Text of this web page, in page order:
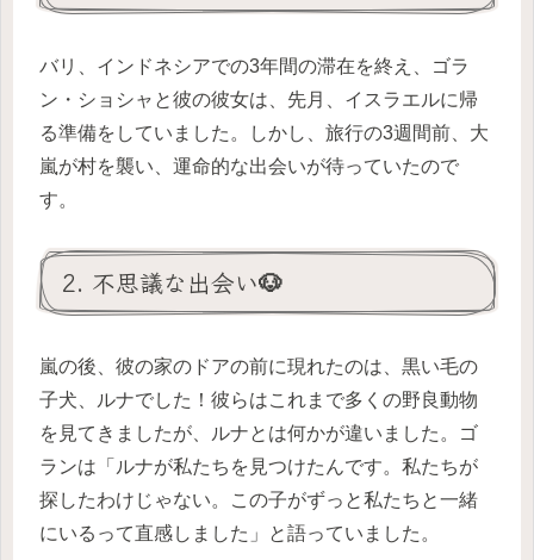
バリ、インドネシアでの3年間の滞在を終え、ゴラ
ン・ショシャと彼の彼女は、先月、イスラエルに帰
る準備をしていました。しかし、旅行の3週間前、大
嵐が村を襲い、運命的な出会いが待っていたので
す。
2. 不思議な出会い🐶
嵐の後、彼の家のドアの前に現れたのは、黒い毛の
子犬、ルナでした！彼らはこれまで多くの野良動物
を見てきましたが、ルナとは何かが違いました。ゴ
ランは「ルナが私たちを見つけたんです。私たちが
探したわけじゃない。この子がずっと私たちと一緒
にいるって直感しました」と語っていました。